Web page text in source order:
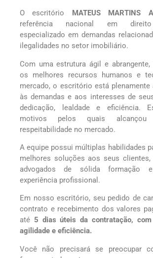
O escritório MATEUS MARTINS
referência nacional em
especializado em demandas
ilegalidades no setor imobiliário.
Com uma estrutura ágil e abrangente,
os melhores recursos humanos e
mercado, o escritório está plenamente
às demandas e aos interesses de
dedicação, lealdade e eficiência.
motivos pelos quais
respeitabilidade no mercado.
A equipe possui múltiplas habilidades
melhores soluções aos seus
advogados de sólida formação e
experiência profissional.
Em nosso escritório, seu pedido de
contrato e recebimento dos valores
até 5 dias úteis da contratação,
agilidade e eficiência.
Você não precisará se preocupar